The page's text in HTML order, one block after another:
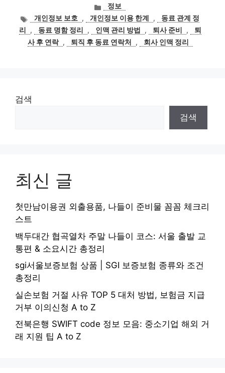
카
테
고
리
정보
태개인정보 보호 , 개인정보 이용 한계 ,
동료 관계 정
리
, 동료 명함 정리 , 인맥 관리 방법 , 퇴사 준비 ,
퇴
사 후 연락 , 퇴직 후 동료 연락처 , 회사 인맥 정리
검색
검색
최신 글
첫만남이용권 외출용품, 나들이 준비물 꼼꼼 체크리
스트
백두대간 협곡열차 주말 나들이 코스: 서울 출발 교
통편 & 소요시간 총정리
sgi서울보증보험 상품 | SGI 보증보험 종류와 조건
총정리
실손보험 거절 사유 TOP 5 대처 방법, 보험금 지급
거부 이의신청 A to Z
전북은행 SWIFT code 정보 모음: 중소기업 해외 거
래 지원 팁 A to Z